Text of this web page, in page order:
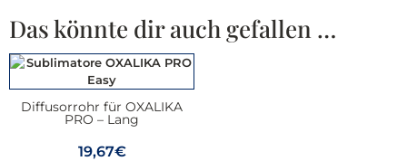
Das könnte dir auch gefallen …
Diffusorrohr für OXALIKA
PRO – Lang
19,67€